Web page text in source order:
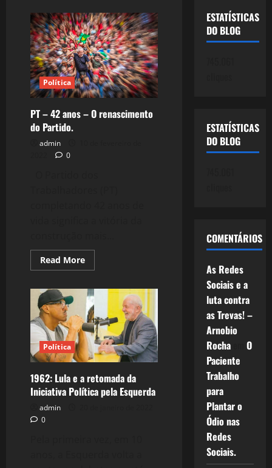
A
Culpa
é
do
PT,
versão
2022!
Política
PT – 42 anos – O renascimento
do Partido.
admin
0
Read MoreRead
more
–
42
anos
–
O
renascimento
do
Partido.
Política
1962: Lula e a retomada da
Iniciativa Política pela Esquerda
admin
0
ESTATÍSTICAS
DO BLOG
ESTATÍSTICAS
DO BLOG
COMENTÁRIOS
As Redes
Sociais e a
luta contra
as Trevas! –
Arnobio
Rochaem O
Paciente
Trabalho
para
Plantar o
Ódio nas
Redes
Sociais.